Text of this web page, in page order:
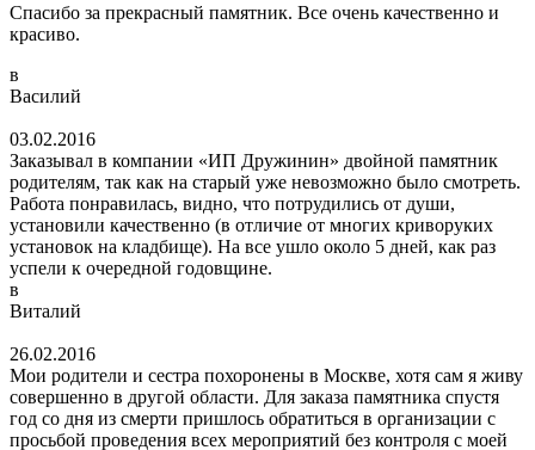
Спасибо за прекрасный памятник. Все очень качественно и
красиво.
в
Василий
03.02.2016
Заказывал в компании «ИП Дружинин» двойной памятник
родителям, так как на старый уже невозможно было смотреть.
Работа понравилась, видно, что потрудились от души,
установили качественно (в отличие от многих криворуких
установок на кладбище). На все ушло около 5 дней, как раз
успели к очередной годовщине.
в
Виталий
26.02.2016
Мои родители и сестра похоронены в Москве, хотя сам я живу
совершенно в другой области. Для заказа памятника спустя
год со дня из смерти пришлось обратиться в организации с
просьбой проведения всех мероприятий без контроля с моей